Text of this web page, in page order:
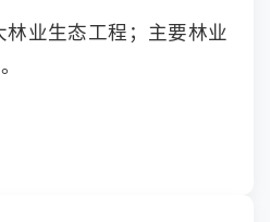
林业生态工程；主要林业